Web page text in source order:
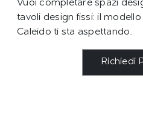
Vuoi completare spazi
tavoli design fissi: il
Caleido ti sta aspettando.
Richiedi